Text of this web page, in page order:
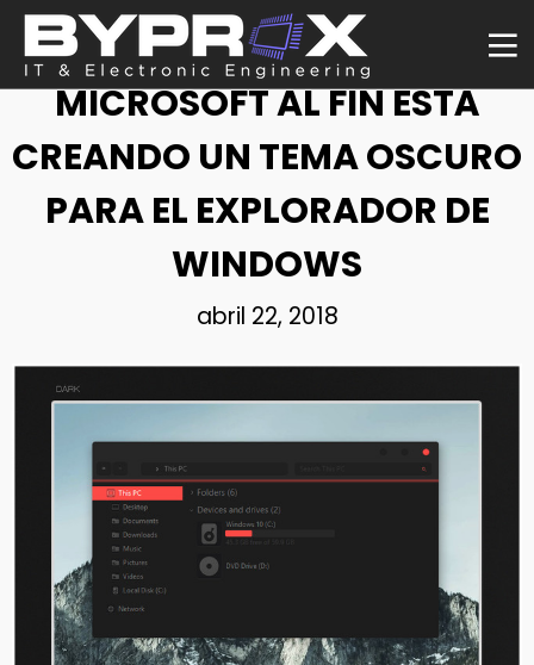
NOTICIA
MICROSOFT AL FIN ESTÁ
CREANDO UN TEMA OSCURO
PARA EL EXPLORADOR DE
WINDOWS
abril 22, 2018